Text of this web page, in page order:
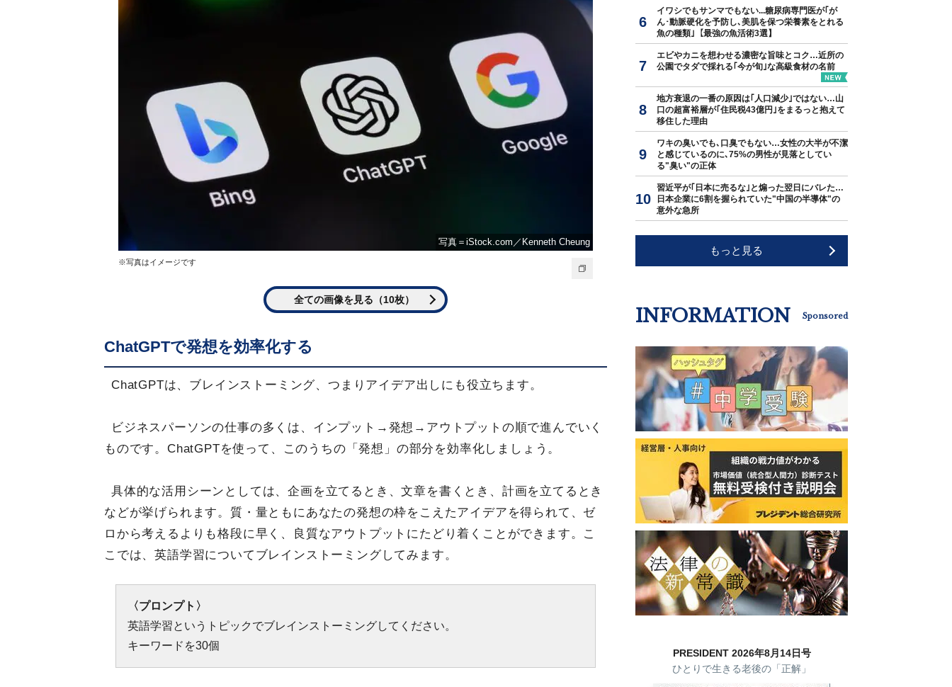
写真＝iStock.com／Kenneth Cheung
※写真はイメージです
全ての画像を見る（10枚）
ChatGPTで発想を効率化する
ChatGPTは、ブレインストーミング、つまりアイデア出しにも役立ちます。
ビジネスパーソンの仕事の多くは、インプット→発想→アウトプットの順で進んでいく
ものです。ChatGPTを使って、このうちの「発想」の部分を効率化しましょう。
具体的な活用シーンとしては、企画を立てるとき、文章を書くとき、計画を立てるとき
などが挙げられます。質・量ともにあなたの発想の枠をこえたアイデアを得られて、ゼ
ロから考えるよりも格段に早く、良質なアウトプットにたどり着くことができます。こ
こでは、英語学習についてブレインストーミングしてみます。
〈プロンプト〉
英語学習というトピックでブレインストーミングしてください。
キーワードを30個
イワシでもサンマでもない...糖尿病専門医が｢が
ん･動脈硬化を予防し､美肌を保つ栄養素をとれる
魚の種類｣【最強の魚活術3選】
エビやカニを想わせる濃密な旨味とコク…近所の
公園でタダで採れる｢今が旬｣な高級食材の名前
地方衰退の一番の原因は｢人口減少｣ではない…山
口の超富裕層が｢住民税43億円｣をまるっと抱えて
移住した理由
ワキの臭いでも､口臭でもない…女性の大半が不潔
と感じているのに､75%の男性が見落としてい
る"臭い"の正体
習近平が｢日本に売るな｣と煽った翌日にバレた…
日本企業に6割を握られていた"中国の半導体"の
意外な急所
もっと見る
INFORMATION Sponsored
PRESIDENT 2026年8月14日号
ひとりで生きる老後の「正解」